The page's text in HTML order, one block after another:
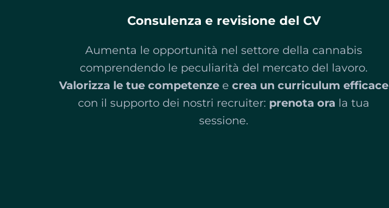
Consulenza e revisione del CV
Aumenta le opportunità nel settore della cannabis
comprendendo le peculiarità del mercato del lavoro.
Valorizza le tue competenze ecrea un curriculum efficace
con il supporto dei nostri recruiter: prenota ora la tua
sessione.